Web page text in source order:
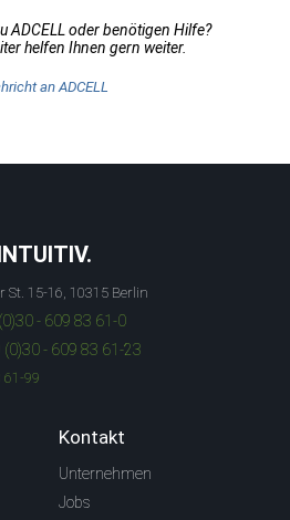
ADCELL oder benötigen Hilfe?
helfen Ihnen gern weiter.
an ADCELL
St. 15-16, 10315 Berlin
- 609 83 61-0
(0)30 - 609 83 61-23
61-99
Kontakt
Unternehmen
Jobs